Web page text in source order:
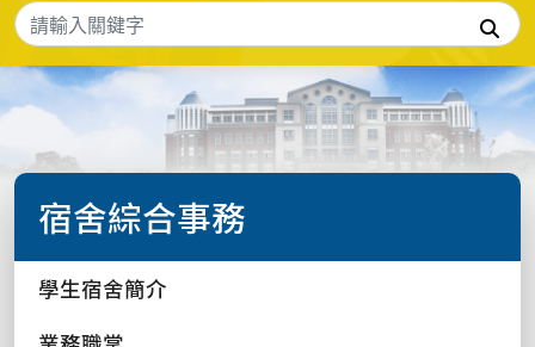
搜尋
宿舍綜合事務
學生宿舍簡介